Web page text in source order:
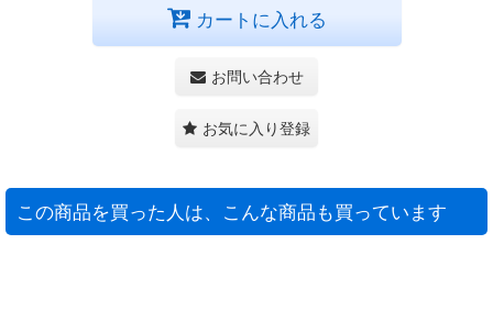
カートに入れる
お問い合わせ
お気に入り登録
この商品を買った人は、こんな商品も買っています